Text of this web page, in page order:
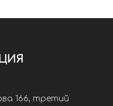
166, третий